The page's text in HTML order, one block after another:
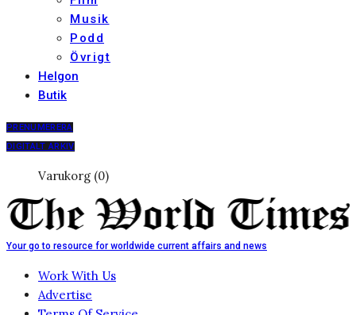
Musik
Podd
Övrigt
Helgon
Butik
PRENUMERERA
DIGITALT ARKIV
Varukorg (0)
Your go to resource for worldwide current affairs and news
Work With Us
Advertise